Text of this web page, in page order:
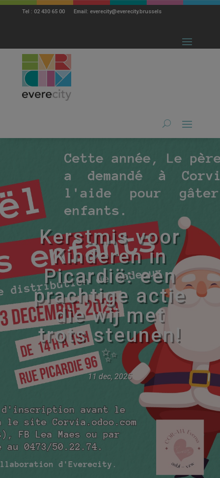
Tel : 02 430 65 00 Email: everecity@everecity.brussels
Kerstmis voor
Kinderen in
Picardië: een
prachtige actie
die wij met
trots steunen!
✨
11 dec, 2025
modal-check